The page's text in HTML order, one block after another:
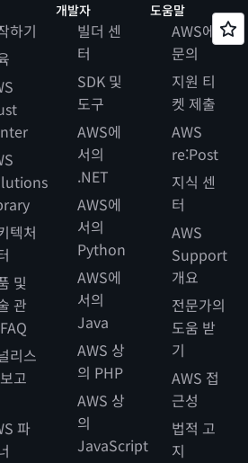
하기
텍처
및
관
리스
고
파
개발자
빌더 센
터
SDK 및
도구
AWS에
서의
.NET
AWS에
서의
Python
AWS에
서의
Java
AWS 상
의 PHP
AWS 상
의
JavaScript
도움말
AWS에
문의
지원 티
켓 제출
AWS
re:Post
지식 센
터
AWS
Support
개요
전문가의
도움 받
기
AWS 접
근성
법적 고
지